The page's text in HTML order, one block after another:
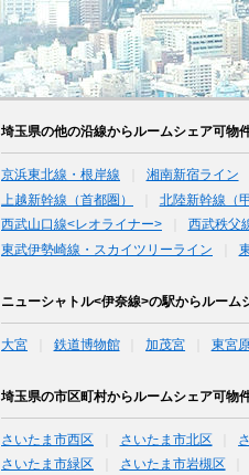
埼玉県の他の沿線からルームシェア可物
京浜東北線・根岸線 湘南新宿ライン
上越新幹線（首都圏）
北陸新幹線（
西武山口線<レオライナー>
西武秩父
東武伊勢崎線・スカイツリーライン
ニューシャトル<伊奈線>の駅からルーム
大宮 鉄道博物館 加茂宮 東宮
埼玉県の市区町村からルームシェア可物
さいたま市西区 さいたま市北区
さいたま市緑区
さいたま市岩槻区